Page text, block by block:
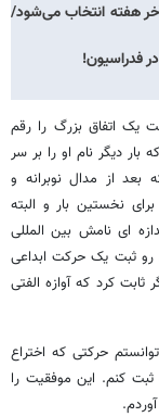
هفته انتخاب می‌شود/
فدراسیون!
یک اتفاق بزرگ را رقم
دیگر نام او را بر سر
بعد از مدال نوبرانه و
نخستین بار و البته
ای نامش بین المللی
ثبت یک حرکت ابداعی
ثابت کرد که آوازه الفتی
اتفاق بزرگ می گوید: بعد از ۱۰ سال توانستم حرکتی که اختراع
ثبت کنم. این موفقیت را